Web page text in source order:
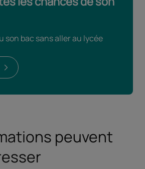
son bac sans aller au lycée
peuvent